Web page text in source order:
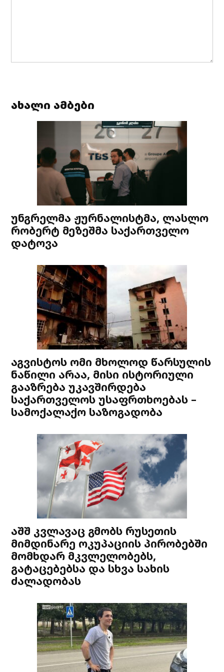
ახალი ამბები
უნგრელმა ჟურნალისტმა, ლასლო
რობერტ მეზეშმა საქართველო
დატოვა
აგვისტოს ომი მხოლოდ წარსულის
ნაწილი არაა, მისი ისტორიული
გააზრება უკავშირდება
საქართველოს უსაფრთხოებას –
სამოქალაქო საზოგადობა
აშშ კვლავაც გმობს რუსეთის
მიმდინარე ოკუპაციის პირობებში
მომხდარ მკვლელობებს,
გატაცებებსა და სხვა სახის
ძალადობას